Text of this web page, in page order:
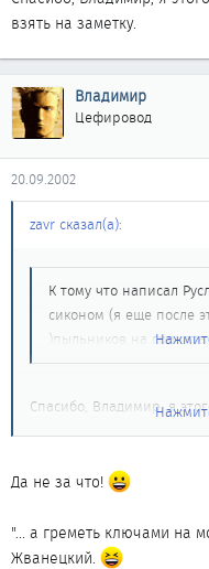
взять на заметку.
Владимир
Цефировод
20.09.2002
zavr сказал(а):
К тому что написал
сиконом (я еще после
)пыльников на
Спасибо, Владимир, я
взять на заметку.
Да не за что!
"... а греметь ключами на
Жванецкий.